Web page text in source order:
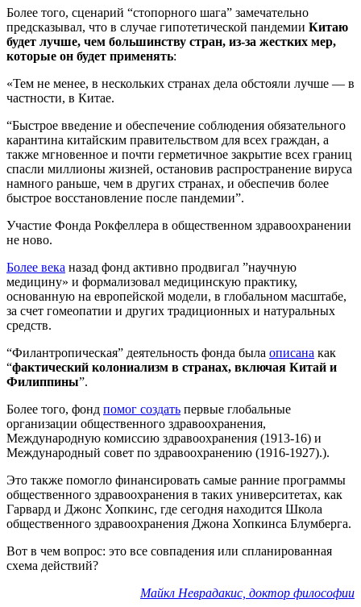
Более того, сценарий “стопорного шага” замечательно
предсказывал, что в случае гипотетической пандемии Китаю
будет лучше, чем большинству стран, из-за жестких мер,
которые он будет применять:
«Тем не менее, в нескольких странах дела обстояли лучше — в
частности, в Китае.
“Быстрое введение и обеспечение соблюдения обязательного
карантина китайским правительством для всех граждан, а
также мгновенное и почти герметичное закрытие всех границ
спасли миллионы жизней, остановив распространение вируса
намного раньше, чем в других странах, и обеспечив более
быстрое восстановление после пандемии”.
Участие Фонда Рокфеллера в общественном здравоохранении
не ново.
Более века назад фонд активно продвигал ”научную
медицину» и формализовал медицинскую практику,
основанную на европейской модели, в глобальном масштабе,
за счет гомеопатии и других традиционных и натуральных
средств.
“Филантропическая” деятельность фонда была описана как
“фактический колониализм в странах, включая Китай и
Филиппины”.
Более того, фонд помог создать первые глобальные
организации общественного здравоохранения,
Международную комиссию здравоохранения (1913-16) и
Международный совет по здравоохранению (1916-1927).).
Это также помогло финансировать самые ранние программы
общественного здравоохранения в таких университетах, как
Гарвард и Джонс Хопкинс, где сегодня находится Школа
общественного здравоохранения Джона Хопкинса Блумберга.
Вот в чем вопрос: это все совпадения или спланированная
схема действий?
Майкл Неврадакис, доктор философии